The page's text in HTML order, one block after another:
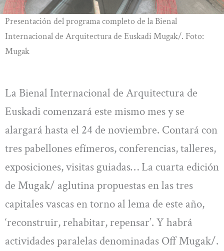
Presentación del programa completo de la Bienal
Internacional de Arquitectura de Euskadi Mugak/. Foto:
Mugak
La Bienal Internacional de Arquitectura de
Euskadi comenzará este mismo mes y se
alargará hasta el 24 de noviembre. Contará con
tres pabellones efímeros, conferencias, talleres,
exposiciones, visitas guiadas… La cuarta edición
de Mugak/ aglutina propuestas en las tres
capitales vascas en torno al lema de este año,
‘reconstruir, rehabitar, repensar’. Y habrá
actividades paralelas denominadas Off Mugak/.